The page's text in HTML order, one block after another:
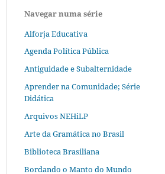
Navegar numa série
Alforja Educativa
Agenda Política Pública
Antiguidade e Subalternidade
Aprender na Comunidade; Série
Didática
Arquivos NEHiLP
Arte da Gramática no Brasil
Biblioteca Brasiliana
Bordando o Manto do Mundo